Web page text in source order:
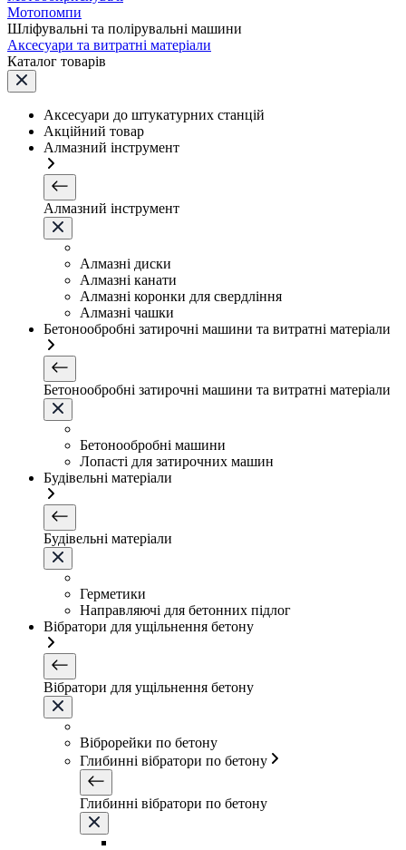
Мотопомпи
Шліфувальні та полірувальні машини
Аксесуари та витратні матеріали
Каталог товарів
Аксесуари до штукатурних станцій
Акційний товар
Алмазний інструмент
Алмазний інструмент
Алмазні диски
Алмазні канати
Алмазні коронки для свердління
Алмазні чашки
Бетонообробні затирочні машини та витратні матеріали
Бетонообробні затирочні машини та витратні матеріали
Бетонообробні машини
Лопасті для затирочних машин
Будівельні матеріали
Будівельні матеріали
Герметики
Направляючі для бетонних підлог
Вібратори для ущільнення бетону
Вібратори для ущільнення бетону
Віброрейки по бетону
Глибинні вібратори по бетону
Глибинні вібратори по бетону